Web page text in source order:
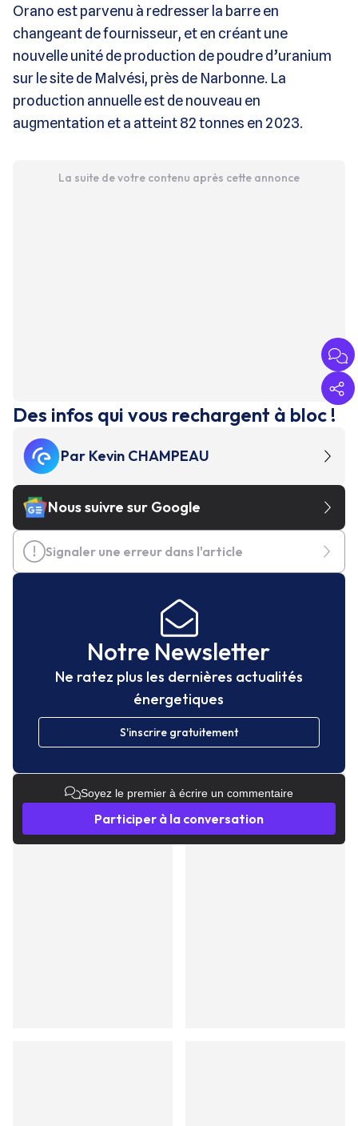
Orano est parvenu à redresser la barre en
changeant de fournisseur, et en créant une
nouvelle unité de production de poudre d’uranium
sur le site de Malvési, près de Narbonne. La
production annuelle est de nouveau en
augmentation et a atteint 82 tonnes en 2023.
La suite de votre contenu après cette annonce
Des infos qui vous rechargent à bloc !
Par Kevin CHAMPEAU
Nous suivre sur Google
Signaler une erreur dans l'article
Notre Newsletter
Ne ratez plus les dernières actualités
énergetiques
S'inscrire gratuitement
Soyez le premier à écrire un commentaire
Participer à la conversation